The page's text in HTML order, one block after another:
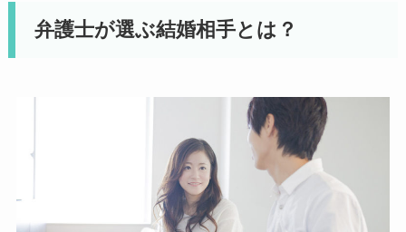
弁護士が選ぶ結婚相手とは？